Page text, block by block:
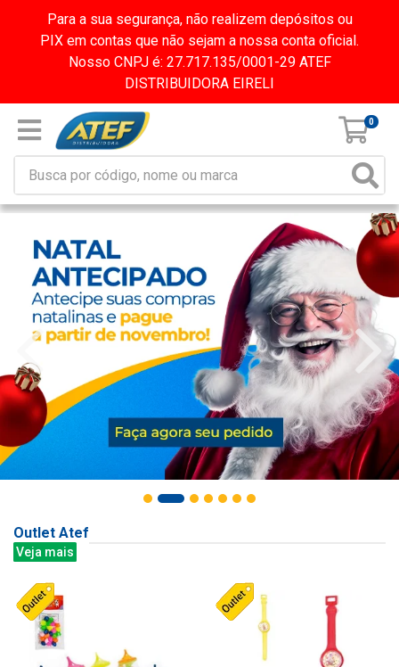
Para a sua segurança, não realizem depósitos ou
PIX em contas que não sejam a nossa conta oficial.
Nosso CNPJ é: 27.717.135/0001-29 ATEF
DISTRIBUIDORA EIRELI
0
Outlet Atef
Veja mais